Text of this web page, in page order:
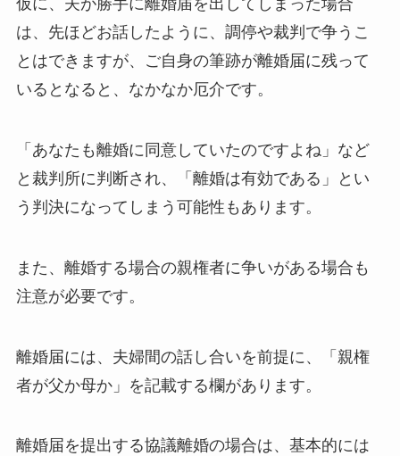
仮に、夫が勝手に離婚届を出してしまった場合
は、先ほどお話したように、調停や裁判で争うこ
とはできますが、ご自身の筆跡が離婚届に残って
いるとなると、なかなか厄介です。
「あなたも離婚に同意していたのですよね」など
と裁判所に判断され、「離婚は有効である」とい
う判決になってしまう可能性もあります。
また、離婚する場合の親権者に争いがある場合も
注意が必要です。
離婚届には、夫婦間の話し合いを前提に、「親権
者が父か母か」を記載する欄があります。
離婚届を提出する協議離婚の場合は、基本的には